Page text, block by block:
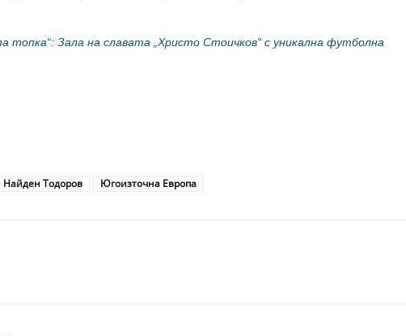
топка“: Зала на славата „Христо Стоичков“ с уникална футболна
Найден Тодоров Югоизточна Европа